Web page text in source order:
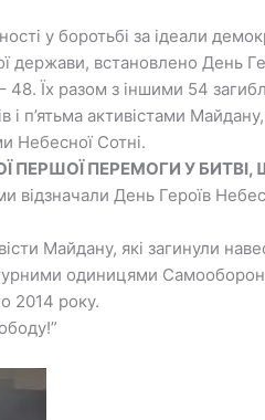
у боротьбі за ідеали
держави, встановлено День
Їх разом з іншими 54
активістами Майдану,
Небесної Сотні.
ПЕРШОЇ ПЕРЕМОГИ У
День Героїв
Майдану, які загинули
одиницями
2014 року.